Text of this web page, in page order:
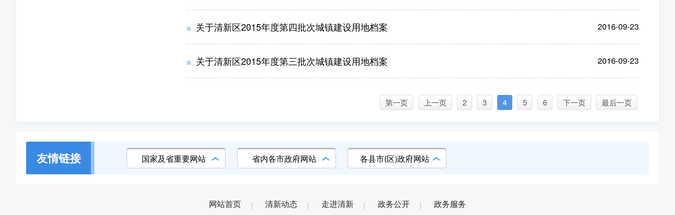
关于清新区2015年度第四批次城镇建设用地档案 2016-09-23
关于清新区2015年度第三批次城镇建设用地档案 2016-09-23
第一页 上一页 2 3 4 5 6 下一页 最后一页
友情链接 国家及省重要网站 省内各市政府网站 各县市(区)政府网站
网站首页 清新动态 走进清新 政务公开 政务服务